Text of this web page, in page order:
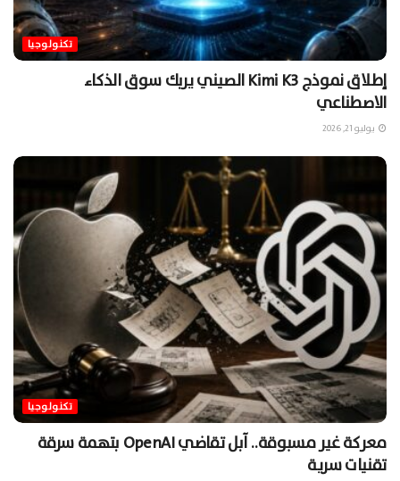
تكنولوجيا
إطلاق نموذج Kimi K3 الصيني يربك سوق الذكاء
الاصطناعي
يوليو 21, 2026
تكنولوجيا
معركة غير مسبوقة.. آبل تقاضي OpenAI بتهمة سرقة
تقنيات سرية